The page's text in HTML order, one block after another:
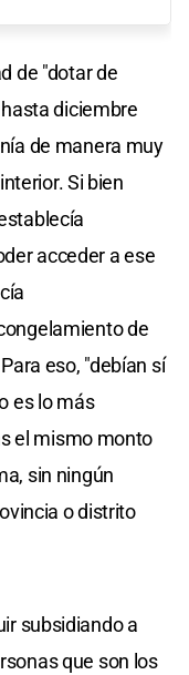
de "dotar de
diciembre
de manera muy
Si bien
acceder a ese
de
eso, "debían sí
es lo más
el mismo monto
sin ningún
o distrito
subsidiando a
que son los